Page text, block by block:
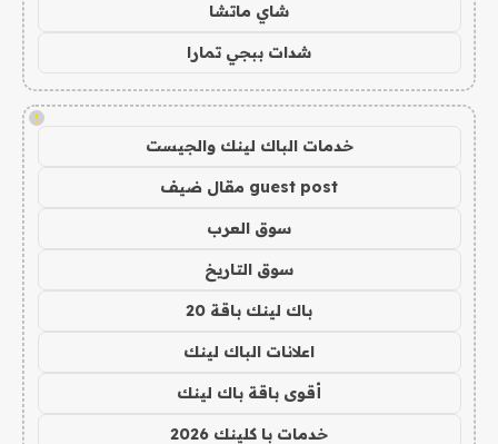
شاي ماتشا
شدات ببجي تمارا
!
خدمات الباك لينك والجيست
guest post مقال ضيف
سوق العرب
سوق التاريخ
باك لينك باقة 20
اعلانات الباك لينك
أقوى باقة باك لينك
خدمات با كلينك 2026